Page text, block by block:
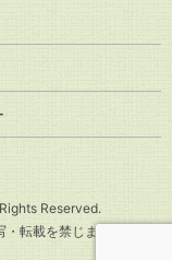
Reserved.
転載を禁じます】